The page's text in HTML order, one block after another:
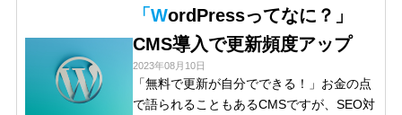
「WordPressってなに？」
CMS導入で更新頻度アップ
2023年08月10日
「無料で更新が自分でできる！」お金の点
で語られることもあるCMSですが、SEO対